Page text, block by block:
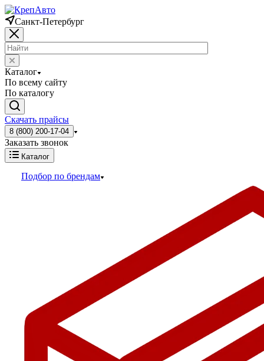
Санкт-Петербург
Каталог
По всему сайту
По каталогу
Скачать прайсы
8 (800) 200-17-04
Заказать звонок
Каталог
Подбор по брендам